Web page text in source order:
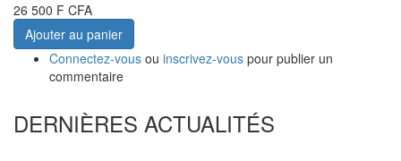
26 500 F CFA
Ajouter au panier
Connectez-vous ou inscrivez-vous pour publier un
commentaire
DERNIÈRES ACTUALITÉS